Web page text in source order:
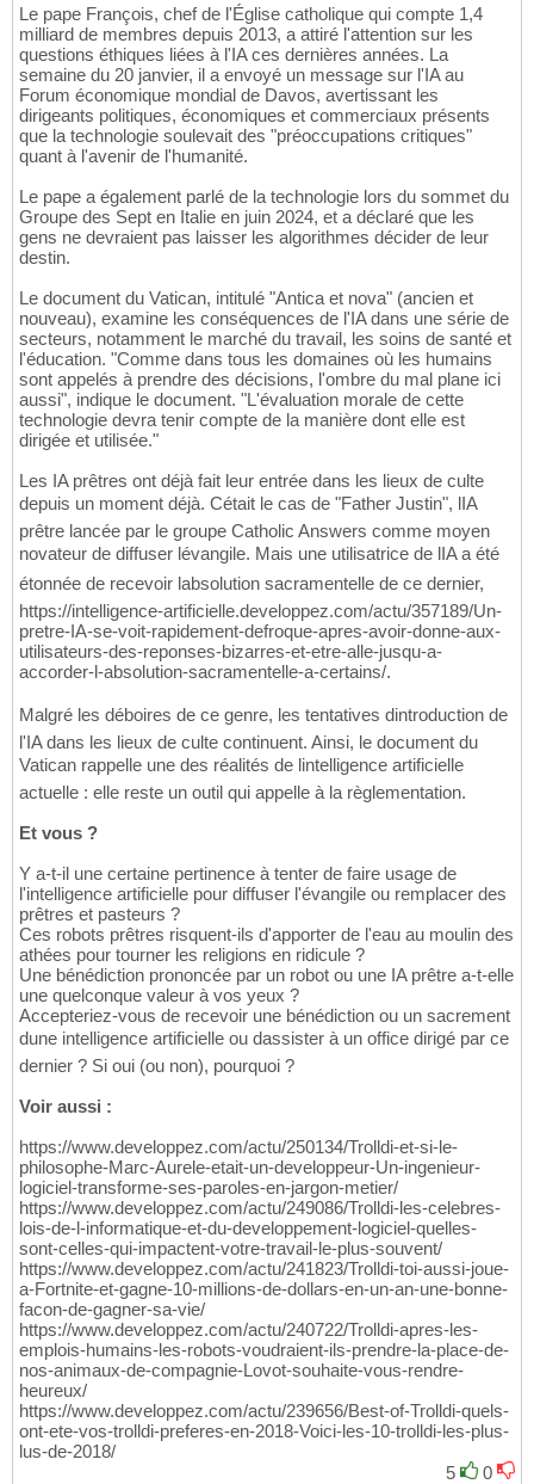
Le pape François, chef de l'Église catholique qui compte 1,4
milliard de membres depuis 2013, a attiré l'attention sur les
questions éthiques liées à l'IA ces dernières années. La
semaine du 20 janvier, il a envoyé un message sur l'IA au
Forum économique mondial de Davos, avertissant les
dirigeants politiques, économiques et commerciaux présents
que la technologie soulevait des "préoccupations critiques"
quant à l'avenir de l'humanité.
Le pape a également parlé de la technologie lors du sommet du
Groupe des Sept en Italie en juin 2024, et a déclaré que les
gens ne devraient pas laisser les algorithmes décider de leur
destin.
Le document du Vatican, intitulé "Antica et nova" (ancien et
nouveau), examine les conséquences de l'IA dans une série de
secteurs, notamment le marché du travail, les soins de santé et
l'éducation. "Comme dans tous les domaines où les humains
sont appelés à prendre des décisions, l'ombre du mal plane ici
aussi", indique le document. "L'évaluation morale de cette
technologie devra tenir compte de la manière dont elle est
dirigée et utilisée."
Les IA prêtres ont déjà fait leur entrée dans les lieux de culte
depuis un moment déjà. Cétait le cas de "Father Justin", lIA
prêtre lancée par le groupe Catholic Answers comme moyen
novateur de diffuser lévangile. Mais une utilisatrice de lIA a été
étonnée de recevoir labsolution sacramentelle de ce dernier,
https://intelligence-artificielle.developpez.com/actu/357189/Un-
pretre-IA-se-voit-rapidement-defroque-apres-avoir-donne-aux-
utilisateurs-des-reponses-bizarres-et-etre-alle-jusqu-a-
accorder-l-absolution-sacramentelle-a-certains/.
Malgré les déboires de ce genre, les tentatives dintroduction de
l'IA dans les lieux de culte continuent. Ainsi, le document du
Vatican rappelle une des réalités de lintelligence artificielle
actuelle : elle reste un outil qui appelle à la règlementation.
Et vous ?
Y a-t-il une certaine pertinence à tenter de faire usage de
l'intelligence artificielle pour diffuser l'évangile ou remplacer des
prêtres et pasteurs ?
Ces robots prêtres risquent-ils d'apporter de l'eau au moulin des
athées pour tourner les religions en ridicule ?
Une bénédiction prononcée par un robot ou une IA prêtre a-t-elle
une quelconque valeur à vos yeux ?
Accepteriez-vous de recevoir une bénédiction ou un sacrement
dune intelligence artificielle ou dassister à un office dirigé par ce
dernier ? Si oui (ou non), pourquoi ?
Voir aussi :
https://www.developpez.com/actu/250134/Trolldi-et-si-le-
philosophe-Marc-Aurele-etait-un-developpeur-Un-ingenieur-
logiciel-transforme-ses-paroles-en-jargon-metier/
https://www.developpez.com/actu/249086/Trolldi-les-celebres-
lois-de-l-informatique-et-du-developpement-logiciel-quelles-
sont-celles-qui-impactent-votre-travail-le-plus-souvent/
https://www.developpez.com/actu/241823/Trolldi-toi-aussi-joue-
a-Fortnite-et-gagne-10-millions-de-dollars-en-un-an-une-bonne-
facon-de-gagner-sa-vie/
https://www.developpez.com/actu/240722/Trolldi-apres-les-
emplois-humains-les-robots-voudraient-ils-prendre-la-place-de-
nos-animaux-de-compagnie-Lovot-souhaite-vous-rendre-
heureux/
https://www.developpez.com/actu/239656/Best-of-Trolldi-quels-
ont-ete-vos-trolldi-preferes-en-2018-Voici-les-10-trolldi-les-plus-
lus-de-2018/
5
0